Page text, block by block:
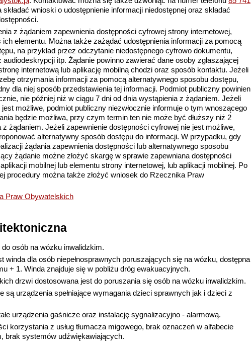
wnioski o udostępnienie informacji niedostępnej oraz składać
z żądaniem zapewnienia dostępności cyfrowej strony internetowej,
ich elementu. Można także zażądać udostępnienia informacji za pomocą
na przykład przez odczytanie niedostępnego cyfrowo dokumentu,
itp. Żądanie powinno zawierać dane osoby zgłaszającej
internetową lub aplikację mobilną chodzi oraz sposób kontaktu. Jeżeli
otrzymania informacji za pomocą alternatywnego sposobu dostępu,
dla niej sposób przedstawienia tej informacji. Podmiot publiczny powinien
nie później niż w ciągu 7 dni od dnia wystąpienia z żądaniem. Jeżeli
możliwe, podmiot publiczny niezwłocznie informuje o tym wnoszącego
będzie możliwa, przy czym termin ten nie może być dłuższy niż 2
żądaniem. Jeżeli zapewnienie dostępności cyfrowej nie jest możliwe,
alternatywny sposób dostępu do informacji. W przypadku, gdy
żądania zapewnienia dostępności lub alternatywnego sposobu
żądanie możne złożyć skargę w sprawie zapewniana dostępności
mobilnej lub elementu strony internetowej, lub aplikacji mobilnej. Po
procedury można także złożyć wniosek do Rzecznika Praw
Praw Obywatelskich
osób na wózku inwalidzkim.
winda dla osób niepełnosprawnych poruszających się na wózku, dostępna
+ 1. Winda znajduje się w pobliżu dróg ewakuacyjnych.
drzwi dostosowana jest do poruszania się osób na wózku inwalidzkim.
są urządzenia spełniające wymagania dzieci sprawnych jak i dzieci z
urządzenia gaśnicze oraz instalację sygnalizacyjno - alarmową.
korzystania z usług tłumacza migowego, brak oznaczeń w alfabecie
brak systemów udźwiękawiających.